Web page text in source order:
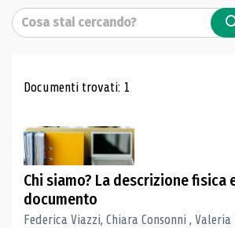
Cerca
Risultati di ricerca
Documenti trovati: 1
Chi siamo? La descrizione fisica
documento
Federica Viazzi, Chiara Consonni , Valeria